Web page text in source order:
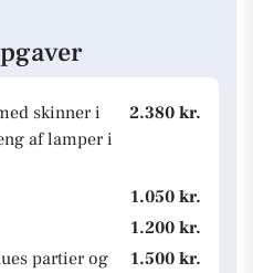
skinner i
af lamper i
2.380 kr.
1.050 kr.
1.200 kr.
partier og
1.500 kr.